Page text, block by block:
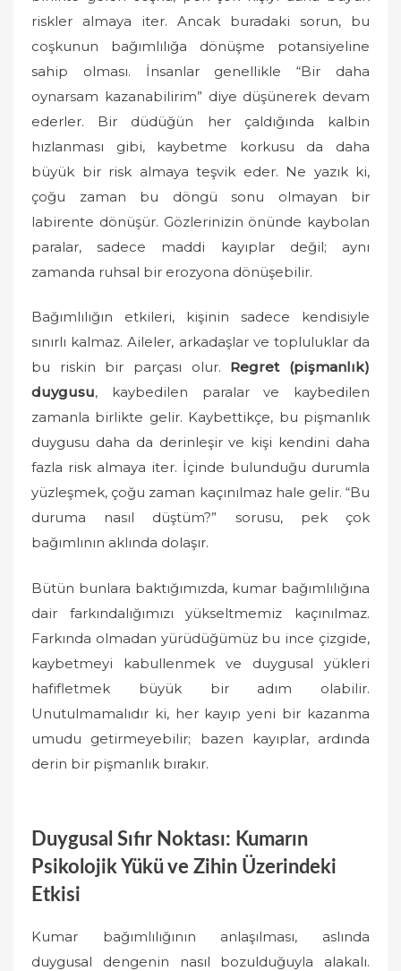
riskler almaya iter. Ancak buradaki sorun, bu
coşkunun bağımlılığa dönüşme potansiyeline
sahip olması. İnsanlar genellikle “Bir daha
oynarsam kazanabilirim” diye düşünerek devam
ederler. Bir düdüğün her çaldığında kalbin
hızlanması gibi, kaybetme korkusu da daha
büyük bir risk almaya teşvik eder. Ne yazık ki,
çoğu zaman bu döngü sonu olmayan bir
labirente dönüşür. Gözlerinizin önünde kaybolan
paralar, sadece maddi kayıplar değil; aynı
zamanda ruhsal bir erozyona dönüşebilir.
Bağımlılığın etkileri, kişinin sadece kendisiyle
sınırlı kalmaz. Aileler, arkadaşlar ve topluluklar da
bu riskin bir parçası olur. Regret (pişmanlık)
duygusu, kaybedilen paralar ve kaybedilen
zamanla birlikte gelir. Kaybettikçe, bu pişmanlık
duygusu daha da derinleşir ve kişi kendini daha
fazla risk almaya iter. İçinde bulunduğu durumla
yüzleşmek, çoğu zaman kaçınılmaz hale gelir. “Bu
duruma nasıl düştüm?” sorusu, pek çok
bağımlının aklında dolaşır.
Bütün bunlara baktığımızda, kumar bağımlılığına
dair farkındalığımızı yükseltmemiz kaçınılmaz.
Farkında olmadan yürüdüğümüz bu ince çizgide,
kaybetmeyi kabullenmek ve duygusal yükleri
hafifletmek büyük bir adım olabilir.
Unutulmamalıdır ki, her kayıp yeni bir kazanma
umudu getirmeyebilir; bazen kayıplar, ardında
derin bir pişmanlık bırakır.
Duygusal Sıfır Noktası: Kumarın
Psikolojik Yükü ve Zihin Üzerindeki
Etkisi
Kumar bağımlılığının anlaşılması, aslında
duygusal dengenin nasıl bozulduğuyla alakalı.